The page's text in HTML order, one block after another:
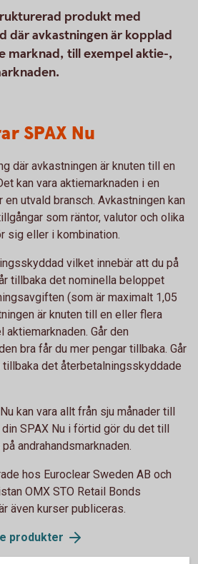
produkt med
där avkastningen är kopplad
marknad, till exempel aktie-,
SPAX Nu
där avkastningen är knuten till en
kan vara aktiemarknaden i en
utvald bransch. Avkastningen kan
som räntor, valutor och olika
sig eller i kombination.
vilket innebär att du på
tillbaka det nominella beloppet
(som är maximalt 1,05
är knuten till en eller flera
aktiemarknaden. Går den
bra får du mer pengar tillbaka. Går
tillbaka det återbetalningsskyddade
kan vara allt från sju månader till
din SPAX Nu i förtid gör du det till
andrahandsmarknaden.
hos Euroclear Sweden AB och
OMX STO Retail Bonds
även kurser publiceras.
produkter